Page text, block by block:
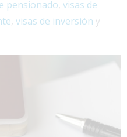
pensionado, visas de
, visas de inversión y